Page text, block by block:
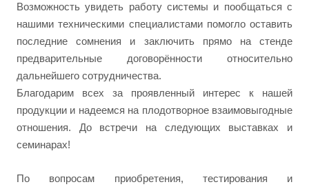
Возможность увидеть работу системы и пообщаться с
нашими техническими специалистами помогло оставить
последние сомнения и заключить прямо на стенде
предварительные договорённости относительно
дальнейшего сотрудничества.
Благодарим всех за проявленный интерес к нашей
продукции и надеемся на плодотворное взаимовыгодные
отношения. До встречи на следующих выставках и
семинарах!
По вопросам приобретения, тестирования и